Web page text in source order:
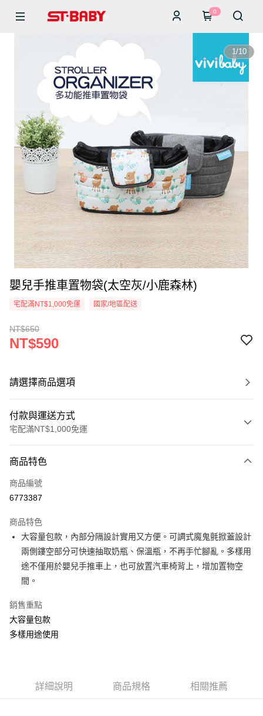
0
1/10
嬰兒手推車置物袋(太空灰/小鹿森林)
宅配滿NT$1,000免運 國家/地區配送
NT$650
NT$590
請選擇商品選項
付款與運送方式
宅配滿NT$1,000免運
信用卡一次付款
Apple Pay
悠遊付
ATM付款
運送方式
基本宅配
每筆NT$150，滿NT$1,000(含以上)免運費
國際配送運費
商品特色
商品編號
6773387
商品特色
大容量包款，內部分隔設計實用又方便。可調式魔鬼氈掀蓋設計
兩側鏤空部分可快速抽取奶瓶、保溫瓶，不再手忙腳亂。多樣用
途不僅用於嬰兒手推車上，也可放置汽車椅背上，增加置物空
間。
銷售重點
大容量包款
多樣用途使用
詳細說明 商品規格 相關推薦